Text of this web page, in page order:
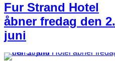
Fur Strand Hotel
åbner fredag den 2.
juni